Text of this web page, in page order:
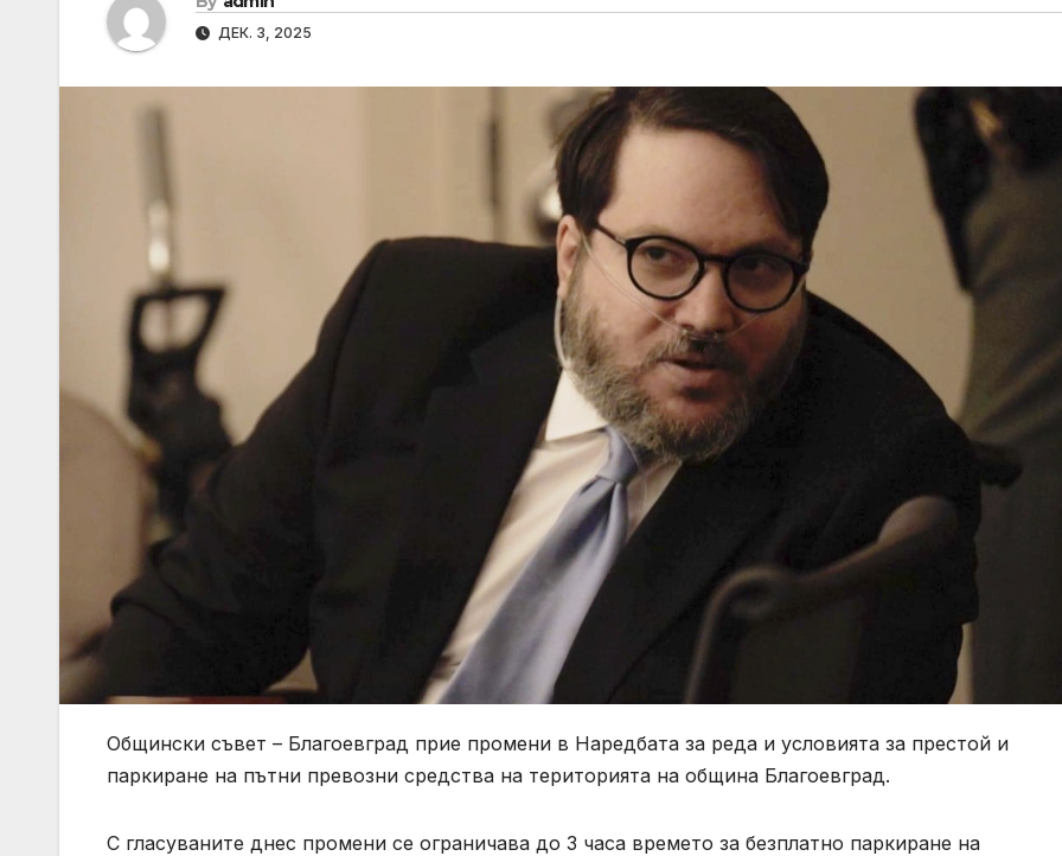
ДЕК. 3, 2025
Общински съвет – Благоевград прие промени в Наредбата за реда и условията за престой и
паркиране на пътни превозни средства на територията на община Благоевград.
С гласуваните днес промени се ограничава до 3 часа времето за безплатно паркиране на